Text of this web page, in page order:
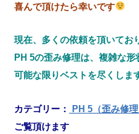
喜んで頂けたら幸いです
現在、多くの依頼を頂いてお
PH 5の歪み修理は、複雑な
可能な限りベストを尽くしま
カテゴリー： PH 5（歪み修理
ご覧頂けます